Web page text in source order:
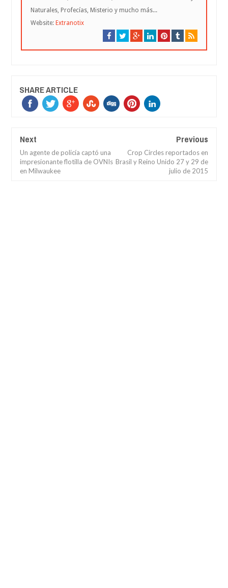
Naturales, Profecías, Misterio y mucho más...
Website: Extranotix
SHARE ARTICLE
Next
Un agente de policía captó una
impresionante flotilla de OVNIs
en Milwaukee
Previous
Crop Circles reportados en
Brasil y Reino Unido 27 y 29 de
julio de 2015